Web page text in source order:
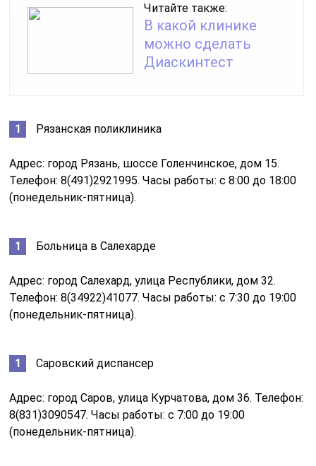
Читайте также:
В какой клинике
можно сделать
Диаскинтест
Рязанская поликлиника
Адрес: город Рязань, шоссе Голенчинское, дом 15.
Телефон: 8(491)2921995. Часы работы: с 8:00 до 18:00
(понедельник-пятница).
Больница в Салехарде
Адрес: город Салехард, улица Республики, дом 32.
Телефон: 8(34922)41077. Часы работы: с 7:30 до 19:00
(понедельник-пятница).
Саровский диспансер
Адрес: город Саров, улица Курчатова, дом 36. Телефон:
8(831)3090547. Часы работы: с 7:00 до 19:00
(понедельник-пятница).